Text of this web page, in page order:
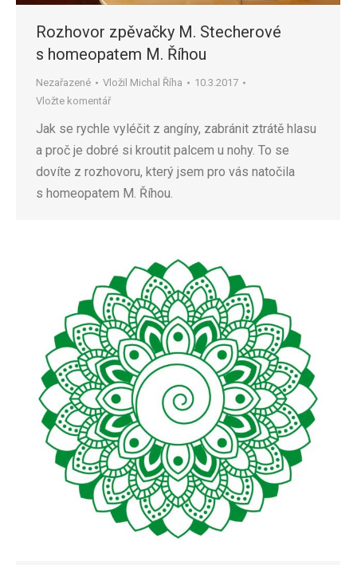
Rozhovor zpěvačky M. Stecherové
s homeopatem M. Říhou
Nezařazené Vložil Michal Říha
10.3.2017
Vložte komentář
Jak se rychle vyléčit z angíny, zabránit ztrátě hlasu
a proč je dobré si kroutit palcem u nohy. To se
dovíte z rozhovoru, který jsem pro vás natočila
s homeopatem M. Říhou.